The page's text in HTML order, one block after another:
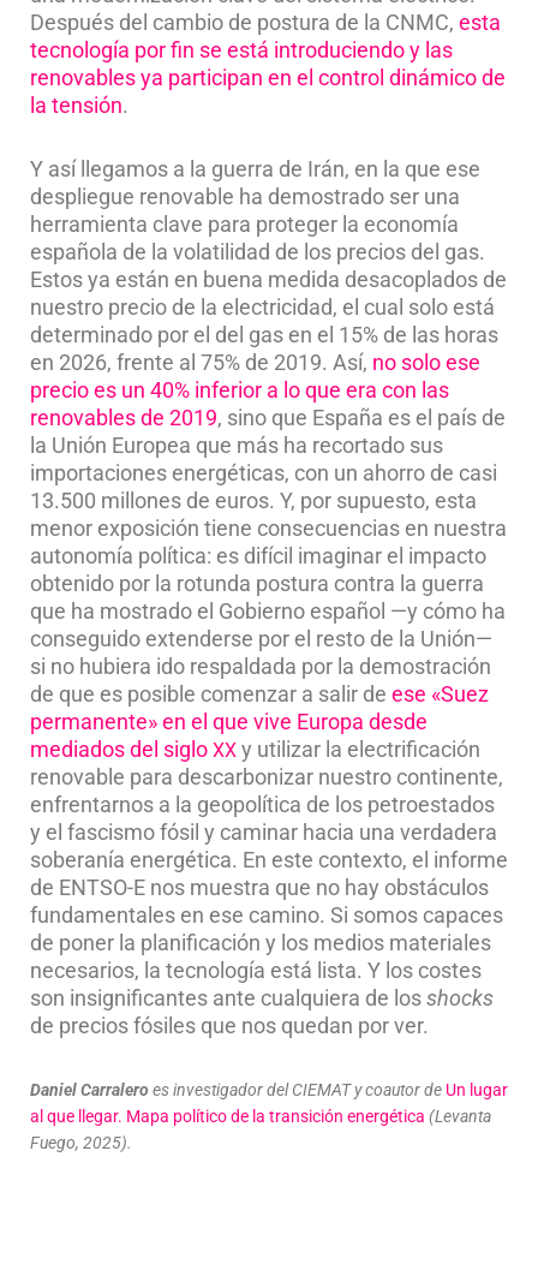
Después del cambio de postura de la CNMC, esta
tecnología por fin se está introduciendo y las
renovables ya participan en el control dinámico de
la tensión.
Y así llegamos a la guerra de Irán, en la que ese
despliegue renovable ha demostrado ser una
herramienta clave para proteger la economía
española de la volatilidad de los precios del gas.
Estos ya están en buena medida desacoplados de
nuestro precio de la electricidad, el cual solo está
determinado por el del gas en el 15% de las horas
en 2026, frente al 75% de 2019. Así, no solo ese
precio es un 40% inferior a lo que era con las
renovables de 2019, sino que España es el país de
la Unión Europea que más ha recortado sus
importaciones energéticas, con un ahorro de casi
13.500 millones de euros. Y, por supuesto, esta
menor exposición tiene consecuencias en nuestra
autonomía política: es difícil imaginar el impacto
obtenido por la rotunda postura contra la guerra
que ha mostrado el Gobierno español —y cómo ha
conseguido extenderse por el resto de la Unión—
si no hubiera ido respaldada por la demostración
de que es posible comenzar a salir de ese «Suez
permanente» en el que vive Europa desde
mediados del siglo XX y utilizar la electrificación
renovable para descarbonizar nuestro continente,
enfrentarnos a la geopolítica de los petroestados
y el fascismo fósil y caminar hacia una verdadera
soberanía energética. En este contexto, el informe
de ENTSO-E nos muestra que no hay obstáculos
fundamentales en ese camino. Si somos capaces
de poner la planificación y los medios materiales
necesarios, la tecnología está lista. Y los costes
son insignificantes ante cualquiera de losshocks
de precios fósiles que nos quedan por ver.
Daniel Carralero es investigador del CIEMAT y coautor de Un lugar
al que llegar. Mapa político de la transición energética (Levanta
Fuego, 2025).